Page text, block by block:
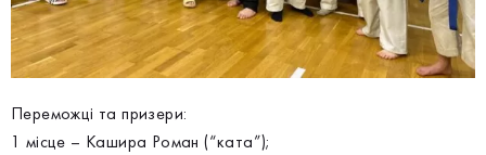
Переможці та призери:
1 місце – Кашира Роман (“ката”);